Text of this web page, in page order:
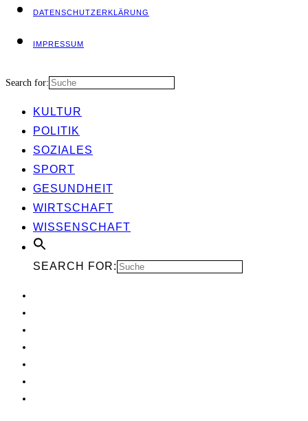
DATEN­SCHUTZ­ER­KLÄ­RUNG
IMPRES­SUM
Search for:
KUL­TUR
POLI­TIK
SOZIA­LES
SPORT
GESUND­HEIT
WIRT­SCHAFT
WIS­SEN­SCHAFT
SEARCH FOR: